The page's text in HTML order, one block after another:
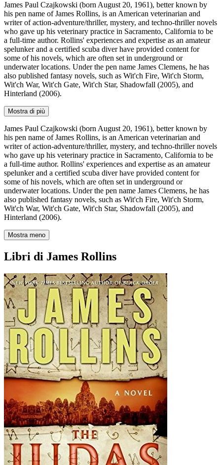
James Paul Czajkowski (born August 20, 1961), better known by
his pen name of James Rollins, is an American veterinarian and
writer of action-adventure/thriller, mystery, and techno-thriller novels
who gave up his veterinary practice in Sacramento, California to be
a full-time author. Rollins' experiences and expertise as an amateur
spelunker and a certified scuba diver have provided content for
some of his novels, which are often set in underground or
underwater locations. Under the pen name James Clemens, he has
also published fantasy novels, such as Wit'ch Fire, Wit'ch Storm,
Wit'ch War, Wit'ch Gate, Wit'ch Star, Shadowfall (2005), and
Hinterland (2006).
Mostra di più
James Paul Czajkowski (born August 20, 1961), better known by
his pen name of James Rollins, is an American veterinarian and
writer of action-adventure/thriller, mystery, and techno-thriller novels
who gave up his veterinary practice in Sacramento, California to be
a full-time author. Rollins' experiences and expertise as an amateur
spelunker and a certified scuba diver have provided content for
some of his novels, which are often set in underground or
underwater locations. Under the pen name James Clemens, he has
also published fantasy novels, such as Wit'ch Fire, Wit'ch Storm,
Wit'ch War, Wit'ch Gate, Wit'ch Star, Shadowfall (2005), and
Hinterland (2006).
Mostra meno
Libri di James Rollins